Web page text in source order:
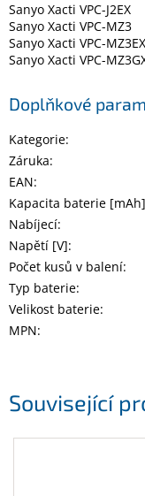
Související
Sanyo Xacti VPC-J2EX
Sanyo Xacti VPC-MZ3
Sanyo Xacti VPC-MZ3EX
Sanyo Xacti VPC-
Doplňkové
Kategorie:
Záruka:
EAN:
Kapacita baterie [mAh]
Nabíjecí:
Napětí [V]:
Počet kusů v balení:
Typ baterie:
Velikost baterie:
MPN: